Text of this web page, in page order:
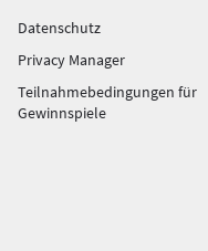
Datenschutz
Privacy Manager
Teilnahmebedingungen für
Gewinnspiele